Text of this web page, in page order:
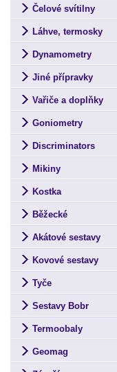
Čelové svítilny
Láhve, termosky
Dynamometry
Jiné přípravky
Vařiče a doplňky
Goniometry
Discriminators
Mikiny
Kostka
Běžecké
Akátové sestavy
Kovové sestavy
Tyče
Sestavy Bobr
Termoobaly
Geomag